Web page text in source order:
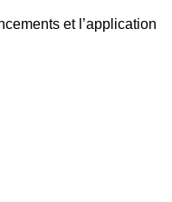
et l’application